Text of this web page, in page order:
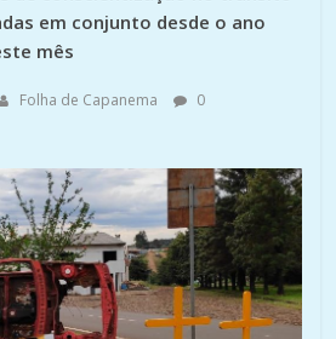
em conjunto desde o ano
mês
Folha de Capanema
0